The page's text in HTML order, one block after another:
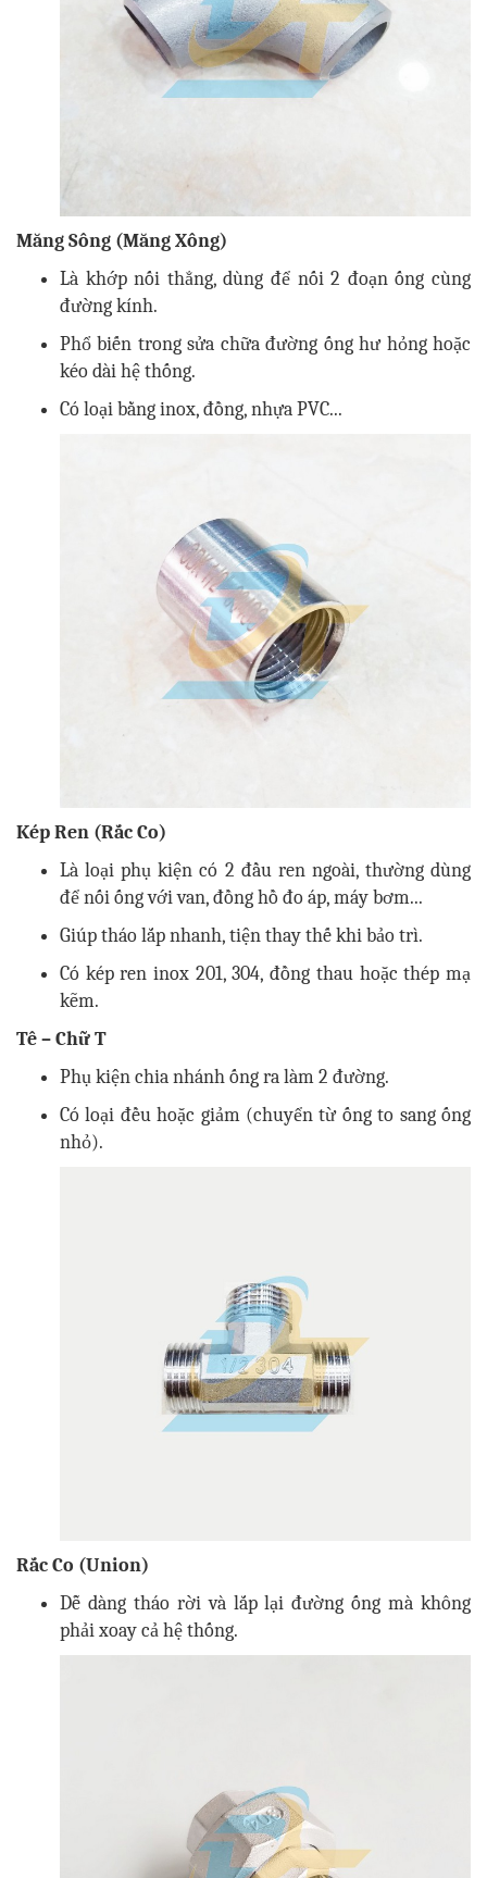
Măng Sông (Măng Xông)
Là khớp nối thẳng, dùng để nối 2 đoạn ống cùng
đường kính.
Phổ biến trong sửa chữa đường ống hư hỏng hoặc
kéo dài hệ thống.
Có loại bằng inox, đồng, nhựa PVC...
Kép Ren (Rắc Co)
Là loại phụ kiện có 2 đầu ren ngoài, thường dùng
để nối ống với van, đồng hồ đo áp, máy bơm...
Giúp tháo lắp nhanh, tiện thay thế khi bảo trì.
Có kép ren inox 201, 304, đồng thau hoặc thép mạ
kẽm.
Tê – Chữ T
Phụ kiện chia nhánh ống ra làm 2 đường.
Có loại đều hoặc giảm (chuyển từ ống to sang ống
nhỏ).
Rắc Co (Union)
Dễ dàng tháo rời và lắp lại đường ống mà không
phải xoay cả hệ thống.